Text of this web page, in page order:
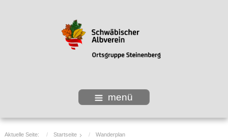
menü
Aktuelle Seite: Startseite Wanderplan